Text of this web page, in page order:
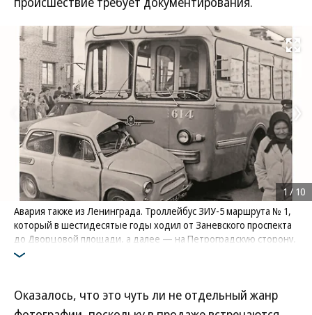
Развернуть
Авария также из Ленинграда. Троллейбус ЗИУ-5 маршрута № 1,
который в шестидесятые годы ходил от Заневского проспекта
до Дворцовой площади, а далее — на Петроградскую сторону,
врезался в ЗАЗ-965 «Запорожец». Удар был сильный, причем
Шаумяна
1 / 10
Оказалось, что это чуть ли не отдельный жанр